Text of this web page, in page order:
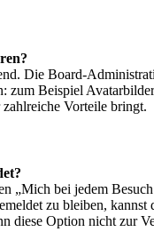
Die Board-
zum Beispiel
Vorteile bringt.
„Mich bei jedem
zu bleiben,
diese Option nicht zur